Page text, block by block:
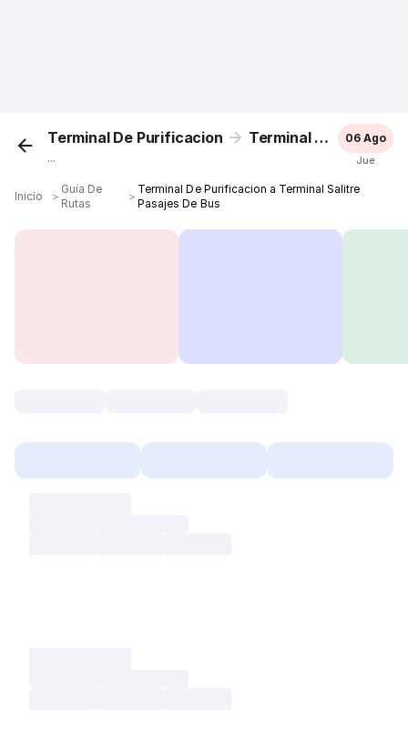
Terminal De Purificacion Terminal Salitre
...
06 Ago
Jue
Inicio ＞
Guía De
Rutas
＞
Terminal De Purificacion a Terminal Salitre
Pasajes De Bus